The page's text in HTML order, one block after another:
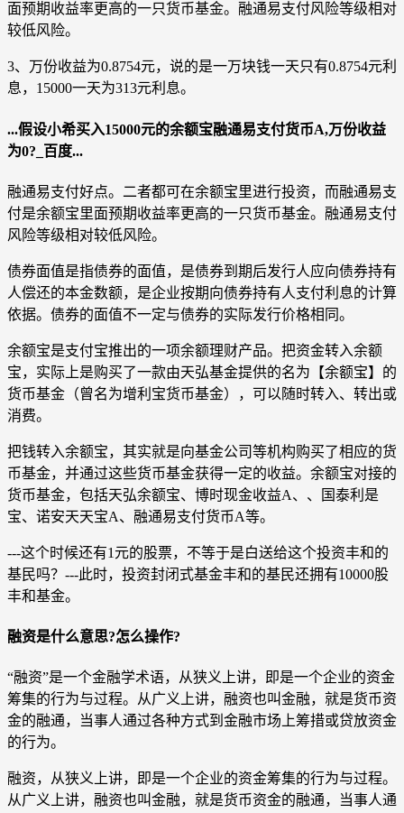
面预期收益率更高的一只货币基金。融通易支付风险等级相对
较低风险。
3、万份收益为0.8754元，说的是一万块钱一天只有0.8754元利
息，15000一天为313元利息。
...假设小希买入15000元的余额宝融通易支付货币A,万份收益
为0?_百度...
融通易支付好点。二者都可在余额宝里进行投资，而融通易支
付是余额宝里面预期收益率更高的一只货币基金。融通易支付
风险等级相对较低风险。
债券面值是指债券的面值，是债券到期后发行人应向债券持有
人偿还的本金数额，是企业按期向债券持有人支付利息的计算
依据。债券的面值不一定与债券的实际发行价格相同。
余额宝是支付宝推出的一项余额理财产品。把资金转入余额
宝，实际上是购买了一款由天弘基金提供的名为【余额宝】的
货币基金（曾名为增利宝货币基金），可以随时转入、转出或
消费。
把钱转入余额宝，其实就是向基金公司等机构购买了相应的货
币基金，并通过这些货币基金获得一定的收益。余额宝对接的
货币基金，包括天弘余额宝、博时现金收益A、、国泰利是
宝、诺安天天宝A、融通易支付货币A等。
---这个时候还有1元的股票，不等于是白送给这个投资丰和的
基民吗？---此时，投资封闭式基金丰和的基民还拥有10000股
丰和基金。
融资是什么意思?怎么操作?
“融资”是一个金融学术语，从狭义上讲，即是一个企业的资金
筹集的行为与过程。从广义上讲，融资也叫金融，就是货币资
金的融通，当事人通过各种方式到金融市场上筹措或贷放资金
的行为。
融资，从狭义上讲，即是一个企业的资金筹集的行为与过程。
从广义上讲，融资也叫金融，就是货币资金的融通，当事人通